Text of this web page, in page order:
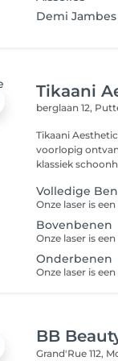
Demi Jambes
Tikaani
berglaan 12,
Tikaani Aesthetics Nieuwe locatie wordt nog bekend
voorlopig ontvang ik jullie te
klassiek
Volledige
Bovenbenen
Onderbenen
BB
Grand'Rue 112,